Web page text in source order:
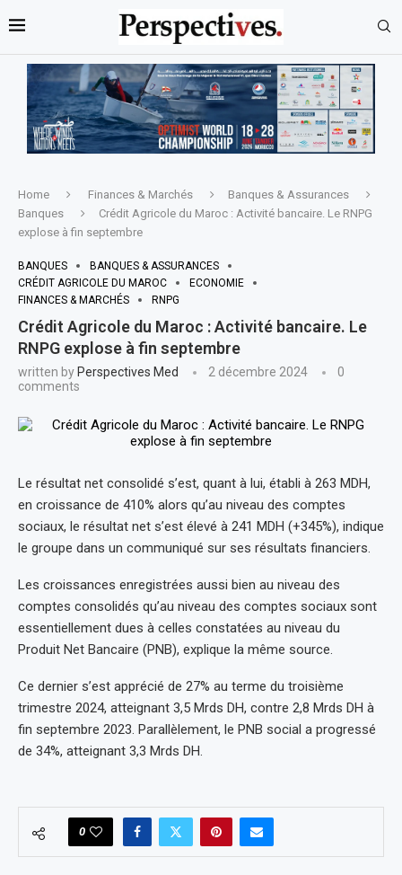
Home Finances & Marchés
Banques & Assurances
Banques
Crédit Agricole du Maroc : Activité bancaire. Le RNPG
explose à fin septembre
BANQUES
BANQUES & ASSURANCES
CRÉDIT AGRICOLE DU MAROC
ECONOMIE
FINANCES & MARCHÉS
RNPG
Crédit Agricole du Maroc : Activité bancaire. Le
RNPG explose à fin septembre
written by Perspectives Med 2 décembre 2024
0
comments
Le résultat net consolidé s’est, quant à lui, établi à 263 MDH,
en croissance de 410% alors qu’au niveau des comptes
sociaux, le résultat net s’est élevé à 241 MDH (+345%), indique
le groupe dans un communiqué sur ses résultats financiers.
Les croissances enregistrées aussi bien au niveau des
comptes consolidés qu’au niveau des comptes sociaux sont
essentiellement dues à celles constatées au niveau du
Produit Net Bancaire (PNB), explique la même source.
Ce dernier s’est apprécié de 27% au terme du troisième
trimestre 2024, atteignant 3,5 Mrds DH, contre 2,8 Mrds DH à
fin septembre 2023. Parallèlement, le PNB social a progressé
de 34%, atteignant 3,3 Mrds DH.
0